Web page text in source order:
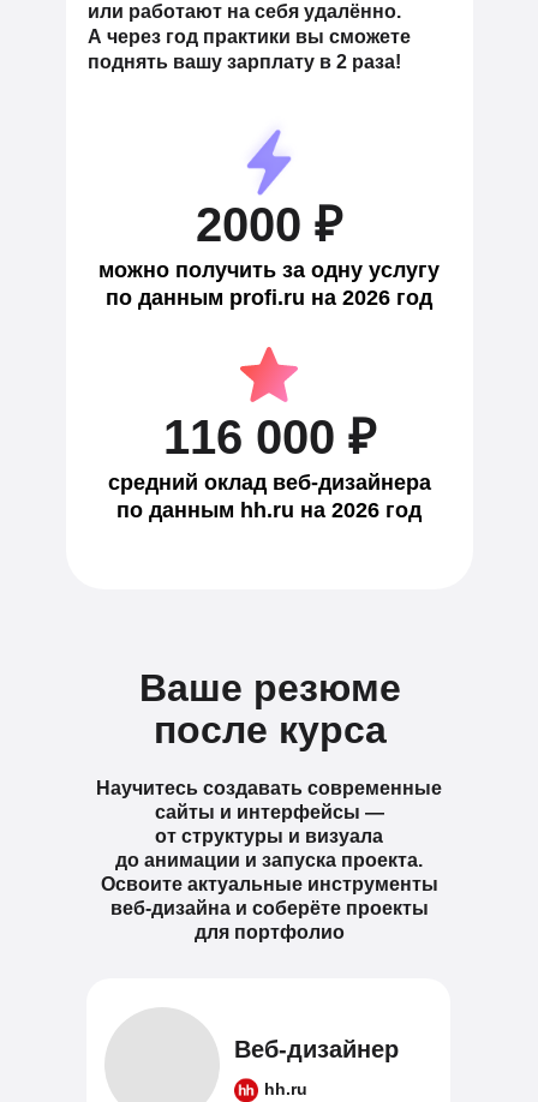
116 000 ₽
средний оклад веб-дизайнера
по данным hh.ru на 2026 год
2000 ₽
можно получить за одну услугу
по данным profi.ru на 2026 год
или работают на себя удалённо.
А через год практики вы сможете
поднять вашу зарплату в 2 раза!
Научитесь создавать современные
сайты и интерфейсы —
от структуры и визуала
до анимации и запуска проекта.
Освоите актуальные инструменты
веб-дизайна и соберёте проекты
для портфолио
Ваше резюме
после курса
Веб-дизайнер
hh.ru